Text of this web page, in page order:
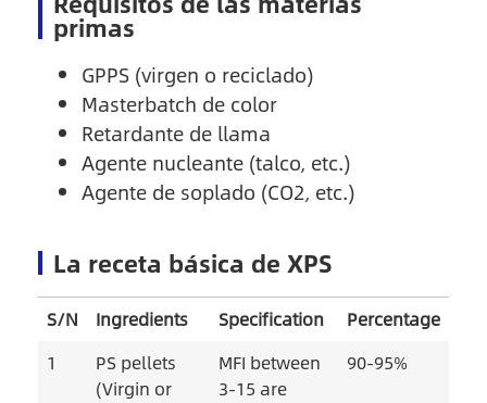
primas
GPPS (virgen o reciclado)
Masterbatch de color
Retardante de llama
Agente nucleante (talco, etc.)
Agente de soplado (CO2, etc.)
La receta básica de XPS
S/N Ingredients Specification
Percentage
1
PS pellets
(Virgin or
MFI between
3-15 are
90-95%